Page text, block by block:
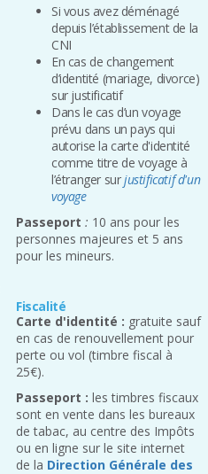
Si vous avez déménagé
depuis l’établissement de la
CNI
En cas de changement
d’identité (mariage, divorce)
sur justificatif
Dans le cas d’un voyage
prévu dans un pays qui
autorise la carte d'identité
comme titre de voyage à
l’étranger surjustificatif d'un
voyage
Passeport : 10 ans pour les
personnes majeures et 5 ans
pour les mineurs.
Fiscalité
Carte d'identité : gratuite sauf
en cas de renouvellement pour
perte ou vol (timbre fiscal à
25€).
Passeport : les timbres fiscaux
sont en vente dans les bureaux
de tabac, au centre des Impôts
ou en ligne sur le site internet
de la Direction Générale des